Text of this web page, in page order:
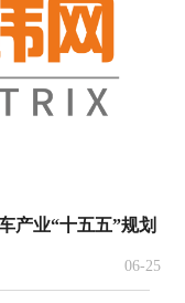
产业“十五五”规划 赋
06-25